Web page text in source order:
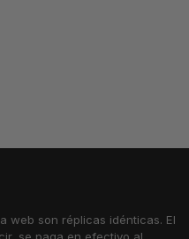
web son réplicas idénticas. El